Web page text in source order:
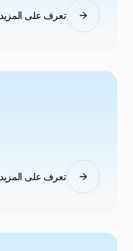
تعرف على المزيد
تعرف على المزيد